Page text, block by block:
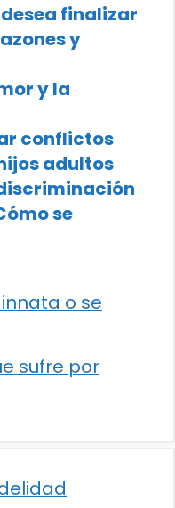
finalizar
y
y la
conflictos
adultos
se
o se
sufre por